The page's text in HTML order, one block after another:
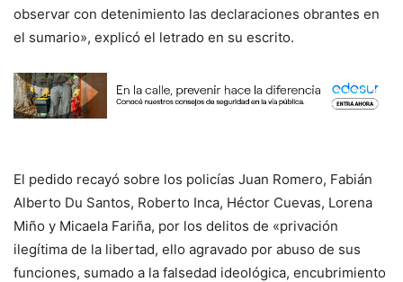
observar con detenimiento las declaraciones obrantes en
el sumario», explicó el letrado en su escrito.
El pedido recayó sobre los policías Juan Romero, Fabián
Alberto Du Santos, Roberto Inca, Héctor Cuevas, Lorena
Miño y Micaela Fariña, por los delitos de «privación
ilegítima de la libertad, ello agravado por abuso de sus
funciones, sumado a la falsedad ideológica, encubrimiento